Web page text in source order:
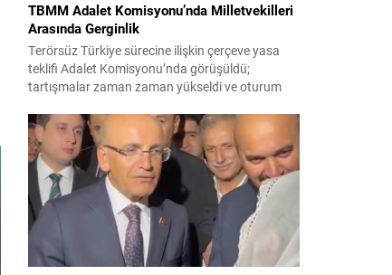
TBMM Adalet Komisyonu’nda Milletvekilleri
Arasında Gerginlik
Terörsüz Türkiye sürecine ilişkin çerçeve yasa
teklifi Adalet Komisyonu’nda görüşüldü;
tartışmalar zaman zaman yükseldi ve oturum
çalışmalarında kimi milletvekilleri arasında sözlü
gerilim yaşandı, daha sonra fiziksel arbede çıktı.
Görüşme sırasında İyi Parti ile MHP milletvekilleri
arasında söz düellosu başladı; taraflar birbirlerini
sert ifadelerle eleştirdi. Tartışma...